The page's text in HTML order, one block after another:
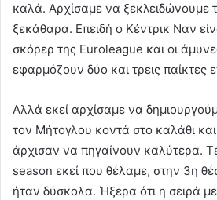
καλά. Αρχίσαμε να ξεκλειδώνουμε
ξεκάθαρα. Επειδή ο Κέντρικ Ναν
σκόρερ της Εuroleague και οι
εφαρμόζουν δύο και τρεις παίκτες
Αλλά εκεί αρχίσαμε να
τον Μήτογλου κοντά στο καλάθι
άρχισαν να πηγαίνουν καλύτερα.
season εκεί που θέλαμε, στην 3η
ήταν δύσκολα. Ήξερα ότι η σειρά